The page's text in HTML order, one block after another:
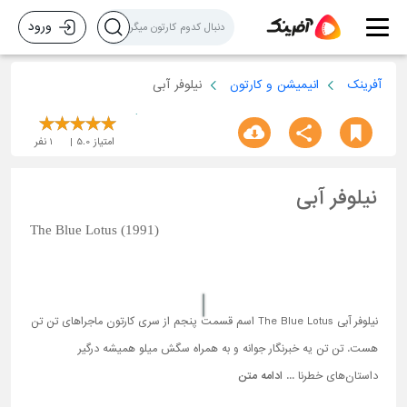
ورود
آفرینک انیمیشن و کارتون نیلوفر آبی
امتیاز 5.0
1 نفر
نیلوفر آبی
The Blue Lotus (1991)
نیلوفر آبی The Blue Lotus اسم قسمت پنجم از سری کارتون‌ ماجراهای تن تن
هست. تن تن یه خبرنگار جوانه و به همراه سگش میلو همیشه درگیر
داستان‌های خطرنا ... ادامه متن